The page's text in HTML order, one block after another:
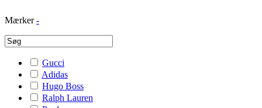
Mærker -
Gucci
Adidas
Hugo Boss
Ralph Lauren